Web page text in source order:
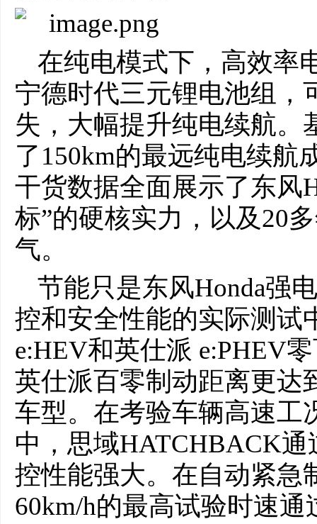
在纯电模式下，高效率
宁德时代三元锂电池组，
失，大幅提升纯电续航。
了150km的最远纯电续航
干货数据全面展示了东风
标”的硬核实力，以及20
气。
节能只是东风Honda强
控和安全性能的实际测试
e:HEV和英仕派 e:PHEV
英仕派百零制动距离更达
车型。在考验车辆高速工
中，思域HATCHBACK
控性能强大。在自动紧急
60km/h的最高试验时速